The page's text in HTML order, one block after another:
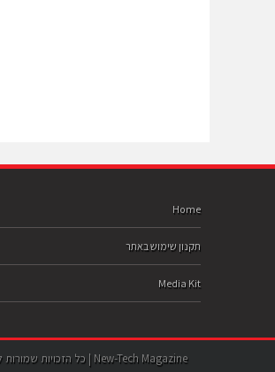
Home
תקנון שימוש באתר
Media Kit